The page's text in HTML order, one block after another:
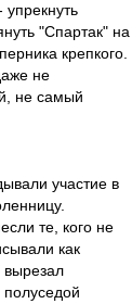
упрекнуть
"Спартак" на
крепкого.
не
не самый
участие в
те, кого не
как
вырезал